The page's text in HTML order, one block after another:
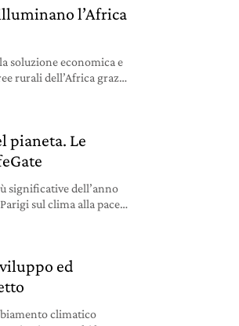
l’Africa
soluzione economica e
rurali dell’Africa grazie
pianeta. Le
significative dell’anno
sul clima alla pace
ed
climatico